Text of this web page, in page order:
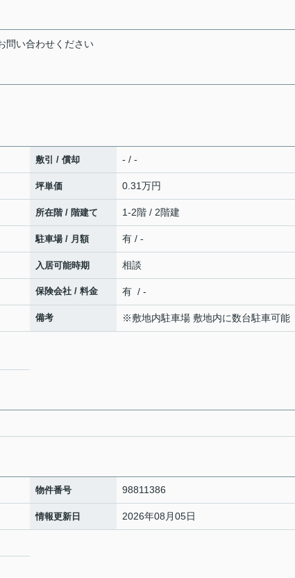
い合わせください
敷引 / 償却 - / -
坪単価 0.31万円
所在階 / 階建て 1-2階 / 2階建
駐車場 / 月額 有 / -
入居可能時期 相談
保険会社 / 料金 有 / -
備考 ※敷地内駐車場 敷地内に数台駐車可能
物件番号 98811386
情報更新日 2026年08月05日